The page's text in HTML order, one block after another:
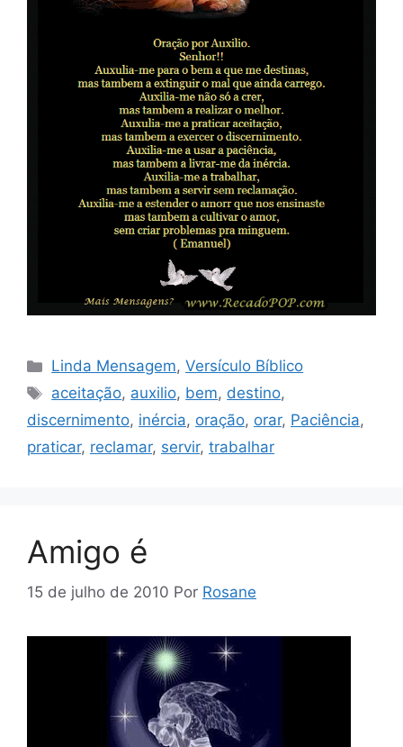
Categorias
Linda Mensagem,Versículo Bíblico
Tags
aceitação, auxilio, bem, destino,
discernimento, inércia, oração, orar, Paciência,
praticar, reclamar, servir, trabalhar
Amigo é
15 de julho de 2010 Por Rosane